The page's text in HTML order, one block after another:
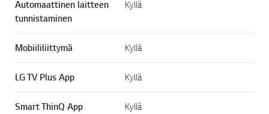
Automaattinen laitteen
tunnistaminen
Kyllä
Mobiililiittymä Kyllä
LG TV Plus App Kyllä
Smart ThinQ App Kyllä